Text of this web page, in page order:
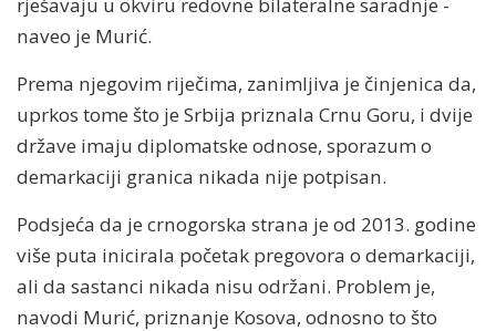
naveo je Murić.
Prema njegovim riječima, zanimljiva je činjenica da,
uprkos tome što je Srbija priznala Crnu Goru, i dvije
države imaju diplomatske odnose, sporazum o
demarkaciji granica nikada nije potpisan.
Podsjeća da je crnogorska strana je od 2013. godine
više puta inicirala početak pregovora o demarkaciji,
ali da sastanci nikada nisu održani. Problem je,
navodi Murić, priznanje Kosova, odnosno to što